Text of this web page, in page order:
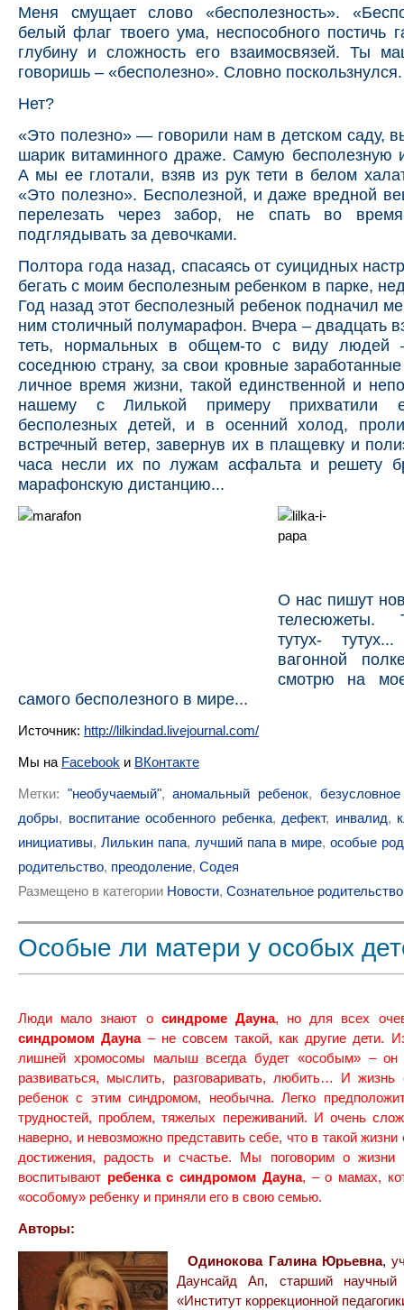
Меня смущает слово «бесполезность».
белый флаг твоего ума, неспособного постичь
глубину и сложность его взаимосвязей. Ты
говоришь – «бесполезно». Словно поскользнулся.
Нет?
«Это полезно» — говорили нам в детском саду,
шарик витаминного драже. Самую бесполезную
А мы ее глотали, взяв из рук тети в белом
«Это полезно». Бесполезной, и даже вредной
перелезать через забор, не спать во
подглядывать за девочками.
Полтора года назад, спасаясь от суицидных
бегать с моим бесполезным ребенком в парке,
Год назад этот бесполезный ребенок подначил
ним столичный полумарафон. Вчера – двадцать
теть, нормальных в общем-то с виду людей
соседнюю страну, за свои кровные
личное время жизни, такой единственной и
нашему с Лилькой примеру прихватили
бесполезных детей, и в осенний холод,
встречный ветер, завернув их в плащевку и
часа несли их по лужам асфальта и решету
марафонскую дистанцию...
О нас пишут
телесюжеты.
тутух-
вагонной
смотрю на
самого бесполезного в мире...
Источник: http://lilkindad.livejournal.com/
Мы на Facebook и ВКонтакте
Метки: "необучаемый",аномальный ребенок,
добры, воспитание особенного ребенка, дефект, инвалид,
инициативы, Лилькин папа, лучший папа в мире,особые
родительство, преодоление, Содея
Размещено в категории Новости, Сознательное родительство
Особые ли матери у особых
Люди мало знают о синдроме Дауна, но для всех
синдромом Дауна– не совсем такой, как другие дети.
лишней хромосомы малыш всегда будет «особым» – он
развиваться, мыслить, разговаривать, любить… И жизнь
ребенок с этим синдромом, необычна. Легко
трудностей, проблем, тяжелых переживаний. И очень
наверно, и невозможно представить себе, что в такой
достижения, радость и счастье. Мы поговорим о жизни
воспитывают ребенка с синдромом Дауна, – о мамах,
«особому» ребенку и приняли его в свою семью.
Авторы:
Одинокова Галина Юрьевна,
Даунсайд Ап, старший
«Институт коррекционной